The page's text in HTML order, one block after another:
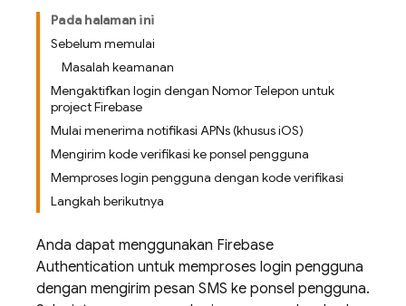
Pada halaman ini
Sebelum memulai
Masalah keamanan
Mengaktifkan login dengan Nomor Telepon untuk
project Firebase
Mulai menerima notifikasi APNs (khusus iOS)
Mengirim kode verifikasi ke ponsel pengguna
Memproses login pengguna dengan kode verifikasi
Langkah berikutnya
Anda dapat menggunakan Firebase
Authentication untuk memproses login pengguna
dengan mengirim pesan SMS ke ponsel pengguna.